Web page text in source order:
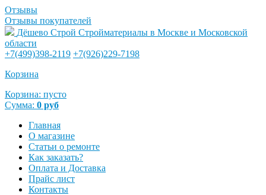
Отзывы
Отзывы покупателей
Дёшево Строй Стройматериалы в Москве и Московской
области
+7(499)398-2119 +7(926)229-7198
Корзина
Корзина: пусто
Сумма: 0 руб
Главная
О магазине
Статьи о ремонте
Как заказать?
Оплата и Доставка
Прайс лист
Контакты